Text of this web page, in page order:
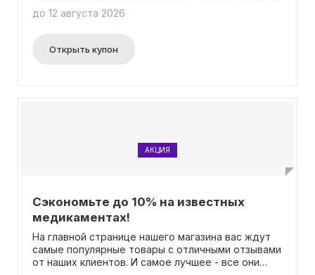
до 12 августа 2026
Открыть купон
АКЦИЯ
Сэкономьте до 10% на известных
медикаментах!
На главной странице нашего магазина вас ждут
самые популярные товары с отличными отзывами
от наших клиентов. И самое лучшее - все они